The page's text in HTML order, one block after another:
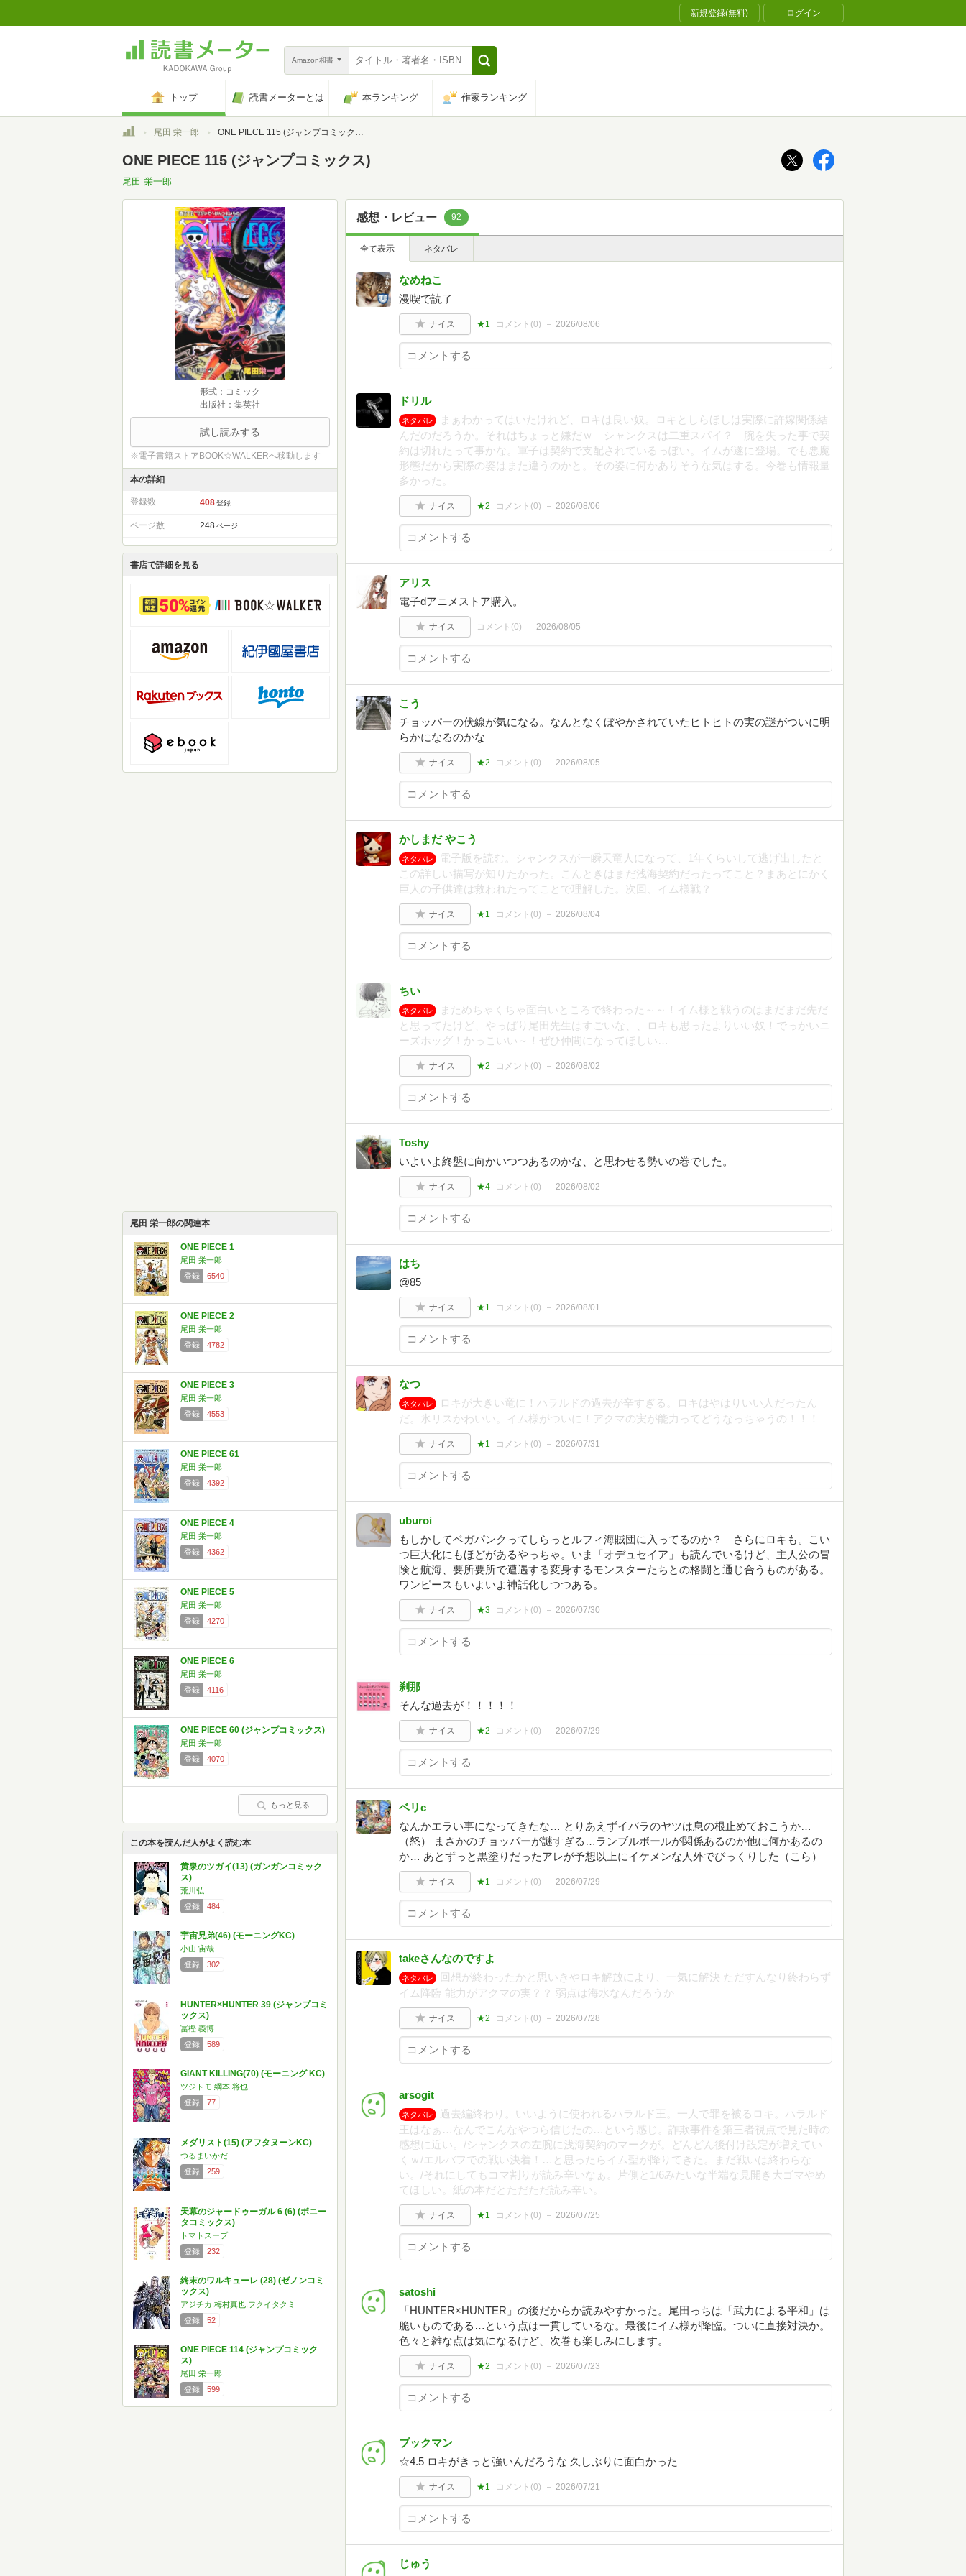
新規登録(無料) ログイン
Amazon和書
トップ 読書メーターとは 本ランキング 作家ランキング
トップ尾田 栄一郎 ONE PIECE 115 (ジャンプコミックス)
ONE PIECE 115 (ジャンプコミックス)
尾田 栄一郎
形式：コミック
出版社：集英社
試し読みする
※電子書籍ストアBOOK☆WALKERへ移動します
本の詳細
登録数 408 登録
ページ数 248 ページ
書店で詳細を見る
尾田 栄一郎の関連本
ONE PIECE 1
尾田 栄一郎
登録
6540
ONE PIECE 2
尾田 栄一郎
登録
4782
ONE PIECE 3
尾田 栄一郎
登録
4553
ONE PIECE 61
尾田 栄一郎
登録
4392
ONE PIECE 4
尾田 栄一郎
登録
4362
ONE PIECE 5
尾田 栄一郎
登録
4270
ONE PIECE 6
尾田 栄一郎
登録
4116
ONE PIECE 60 (ジャンプコミックス)
尾田 栄一郎
登録
4070
もっと見る
この本を読んだ人がよく読む本
黄泉のツガイ(13) (ガンガンコミック
ス)
荒川弘
登録
484
宇宙兄弟(46) (モーニングKC)
小山 宙哉
登録
302
HUNTER×HUNTER 39 (ジャンプコミ
ックス)
冨樫 義博
登録
589
GIANT KILLING(70) (モーニング KC)
ツジトモ,綱本 将也
登録
77
メダリスト(15) (アフタヌーンKC)
つるまいかだ
登録
259
天幕のジャードゥーガル 6 (6) (ボニー
タコミックス)
トマトスープ
登録
232
終末のワルキューレ (28) (ゼノンコミ
ックス)
アジチカ,梅村真也,フクイタクミ
登録
52
ONE PIECE 114 (ジャンプコミック
ス)
尾田 栄一郎
登録
599
感想・レビュー 92
全て表示 ネタバレ
なめねこ
漫喫で読了
ナイス ★1 コメント(0) 2026/08/06
ドリル
ネタバレ
まぁわかってはいたけれど、ロキは良い奴。ロキとしらほしは実際に許嫁関係結
んだのだろうか。それはちょっと嫌だｗ シャンクスは二重スパイ？ 腕を失った事で契
約は切れたって事かな。軍子は契約で支配されているっぽい。イムが遂に登場。でも悪魔
形態だから実際の姿はまた違うのかと。その姿に何かありそうな気はする。今巻も情報量
多かった。
ナイス ★2 コメント(0) 2026/08/06
アリス
電子dアニメストア購入。
ナイス コメント(0) 2026/08/05
こう
チョッパーの伏線が気になる。なんとなくぼやかされていたヒトヒトの実の謎がついに明
らかになるのかな
ナイス ★2 コメント(0) 2026/08/05
かしまだ やこう
ネタバレ
電子版を読む。シャンクスが一瞬天竜人になって、1年くらいして逃げ出したと
この詳しい描写が知りたかった。こんときはまだ浅海契約だったってこと？まあとにかく
巨人の子供達は救われたってことで理解した。次回、イム様戦？
ナイス ★1 コメント(0) 2026/08/04
ちい
ネタバレ
まためちゃくちゃ面白いところで終わった～～！イム様と戦うのはまだまだ先だ
と思ってたけど、やっぱり尾田先生はすごいな、、ロキも思ったよりいい奴！でっかいニ
ーズホッグ！かっこいい～！ぜひ仲間になってほしい…
ナイス ★2 コメント(0) 2026/08/02
Toshy
いよいよ終盤に向かいつつあるのかな、と思わせる勢いの巻でした。
ナイス ★4 コメント(0) 2026/08/02
はち
@85
ナイス ★1 コメント(0) 2026/08/01
なつ
ネタバレ
ロキが大きい竜に！ハラルドの過去が辛すぎる。ロキはやはりいい人だったん
だ。氷リスかわいい。イム様がついに！アクマの実が能力ってどうなっちゃうの！！！
ナイス ★1 コメント(0) 2026/07/31
uburoi
もしかしてベガパンクってしらっとルフィ海賊団に入ってるのか？ さらにロキも。こい
つ巨大化にもほどがあるやっちゃ。いま「オデュセイア」も読んでいるけど、主人公の冒
険と航海、要所要所で遭遇する変身するモンスターたちとの格闘と通じ合うものがある。
ワンピースもいよいよ神話化しつつある。
ナイス ★3 コメント(0) 2026/07/30
刹那
そんな過去が！！！！！
ナイス ★2 コメント(0) 2026/07/29
ベリc
なんかエラい事になってきたな… とりあえずイバラのヤツは息の根止めておこうか…
（怒） まさかのチョッパーが謎すぎる…ランブルボールが関係あるのか他に何かあるの
か… あとずっと黒塗りだったアレが予想以上にイケメンな人外でびっくりした（こら）
ナイス ★1 コメント(0) 2026/07/29
takeさんなのですよ
ネタバレ
回想が終わったかと思いきやロキ解放により、一気に解決 ただすんなり終わらず
イム降臨 能力がアクマの実？？ 弱点は海水なんだろうか
ナイス ★2 コメント(0) 2026/07/28
arsogit
ネタバレ
過去編終わり。いいように使われるハラルド王。一人で罪を被るロキ。ハラルド
王はなぁ…なんでこんなやつら信じたの…という感じ。詐欺事件を第三者視点で見た時の
感想に近い。/シャンクスの左腕に浅海契約のマークが。どんどん後付け設定が増えてい
くｗ/エルバフでの戦い決着！…と思ったらイム聖が降りてきた。まだ戦いは終わらな
い。/それにしてもコマ割りが読み辛いなぁ。片側と1/6みたいな半端な見開き大ゴマやめ
てほしい。紙の本だとただただ読み辛い。
ナイス ★1 コメント(0) 2026/07/25
satoshi
「HUNTER×HUNTER」の後だからか読みやすかった。尾田っちは「武力による平和」は
脆いものである…という点は一貫しているな。最後にイム様が降臨。ついに直接対決か。
色々と雑な点は気になるけど、次巻も楽しみにします。
ナイス ★2 コメント(0) 2026/07/23
ブックマン
☆4.5 ロキがきっと強いんだろうな 久しぶりに面白かった
ナイス ★1 コメント(0) 2026/07/21
じゅう